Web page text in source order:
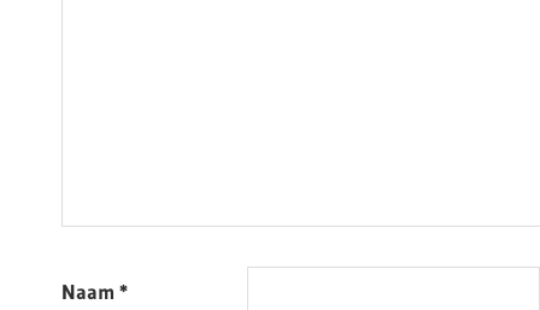
Naam *